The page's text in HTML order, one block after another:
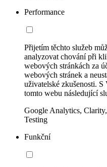
Performance
Přijetím těchto služeb
analyzovat chování při
webových stránkách za
webových stránek a
uživatelské zkušenosti. S
tomto webu následující
Google Analytics,
Testing
Funkční